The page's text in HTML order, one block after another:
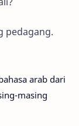
pedagang.
arab dari
masing